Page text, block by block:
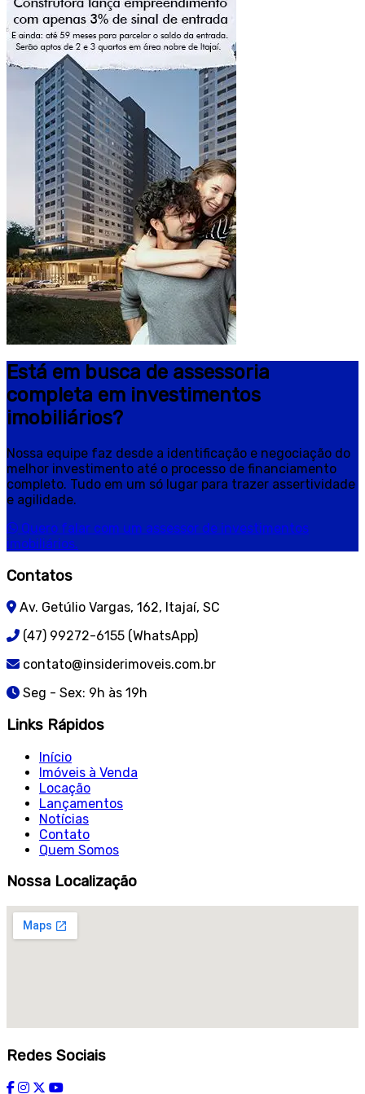
Está em busca de assessoria
completa em investimentos
imobiliários?
Nossa equipe faz desde a identificação e negociação do
melhor investimento até o processo de financiamento
completo. Tudo em um só lugar para trazer assertividade
e agilidade.
Quero falar com um assessor de investimentos
imobiliários.
Contatos
Av. Getúlio Vargas, 162, Itajaí, SC
(47) 99272-6155 (WhatsApp)
contato@insiderimoveis.com.br
Seg - Sex: 9h às 19h
Links Rápidos
Início
Imóveis à Venda
Locação
Lançamentos
Notícias
Contato
Quem Somos
Nossa Localização
Redes Sociais